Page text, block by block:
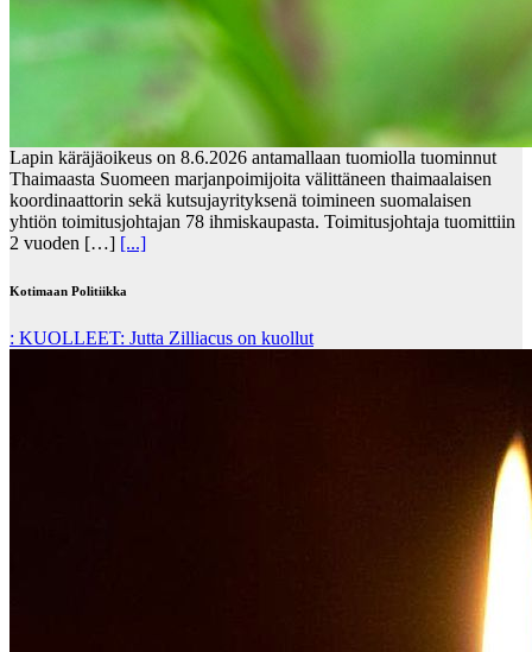
Lapin käräjäoikeus on 8.6.2026 antamallaan tuomiolla tuominnut
Thaimaasta Suomeen marjanpoimijoita välittäneen thaimaalaisen
koordinaattorin sekä kutsujayrityksenä toimineen suomalaisen
yhtiön toimitusjohtajan 78 ihmiskaupasta. Toimitusjohtaja tuomittiin
2 vuoden […] [...]
Kotimaan Politiikka
: KUOLLEET: Jutta Zilliacus on kuollut